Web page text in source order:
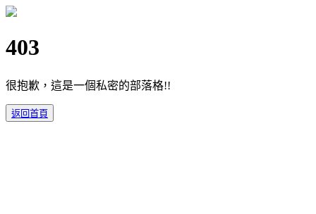
403
很抱歉，這是一個私密的部落格!!
返回首頁